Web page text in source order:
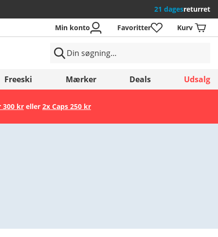
21 dagesreturret
Gem
Min konto Favoritter Kurv
Freeski Mærker Deals Udsalg
300 kreller 2x Caps 250 kr